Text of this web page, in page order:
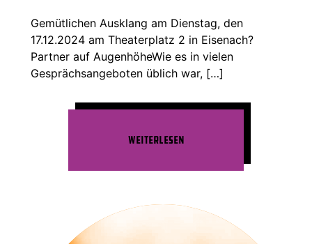
Gemütlichen Ausklang am Dienstag, den
17.12.2024 am Theaterplatz 2 in Eisenach?
Partner auf AugenhöheWie es in vielen
Gesprächsangeboten üblich war, […]
Weiterlesen